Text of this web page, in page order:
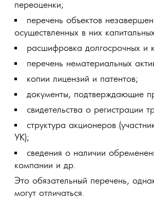
переоценки;
перечень объектов
осуществленных в них
расшифровка долгосрочных и
перечень нематериальных
копии лицензий и патентов;
документы, подтверждающие
свидетельства о регистрации
структура акционеров
УК);
сведения о наличии
компании и др.
Это обязательный перечень,
могут отличаться.